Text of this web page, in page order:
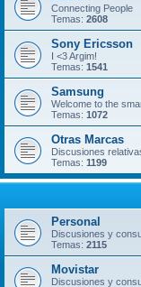
Connecting People
Temas: 2608
Sony Ericsson
I <3 Argim!
Temas: 1541
Samsung
Welcome to the
Temas: 1072
Otras Marcas
Discusiones
Temas: 1199
Personal
Discusiones y
Temas: 2115
Movistar
Discusiones y